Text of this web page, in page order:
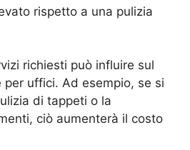
rispetto a una pulizia
richiesti può influire sul
per uffici. Ad esempio, se si
di tappeti o la
ciò aumenterà il costo